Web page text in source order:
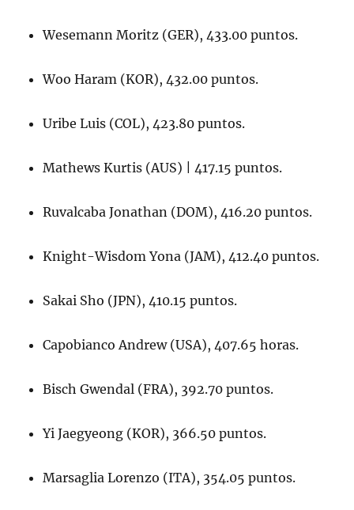
Wesemann Moritz (GER), 433.00 puntos.
Woo Haram (KOR), 432.00 puntos.
Uribe Luis (COL), 423.80 puntos.
Mathews Kurtis (AUS) | 417.15 puntos.
Ruvalcaba Jonathan (DOM), 416.20 puntos.
Knight-Wisdom Yona (JAM), 412.40 puntos.
Sakai Sho (JPN), 410.15 puntos.
Capobianco Andrew (USA), 407.65 horas.
Bisch Gwendal (FRA), 392.70 puntos.
Yi Jaegyeong (KOR), 366.50 puntos.
Marsaglia Lorenzo (ITA), 354.05 puntos.